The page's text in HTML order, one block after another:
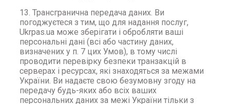
13. Трансгранична передача даних. Ви
погоджуєтеся з тим, що для надання послуг,
Ukrpas.ua може зберігати і обробляти ваші
персональні дані (всі або частину даних,
визначених у п. 7 цих Умов), в тому числі
проводити перевірку безпеки транзакцій в
серверах і ресурсах, які знаходяться за межами
України. Ви надаєте свою безумовну згоду на
передачу будь-яких або всіх ваших
персональних даних за межі України тільки з